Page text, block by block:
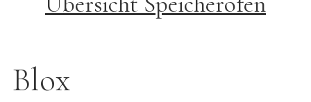
Blox